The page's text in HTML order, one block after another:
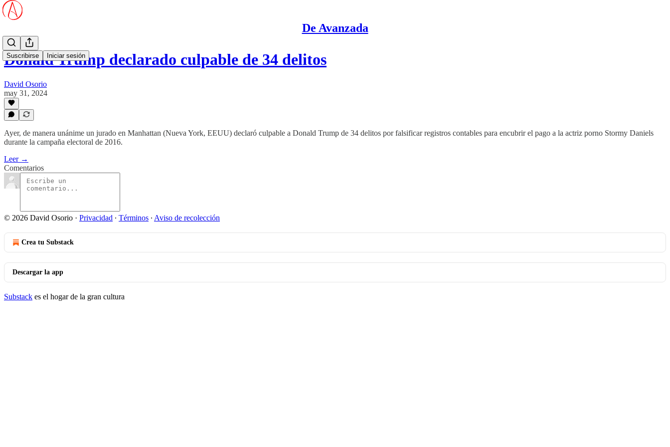
De Avanzada
Suscribirse Iniciar sesión
Donald Trump declarado culpable de 34 delitos
David Osorio
may 31, 2024
Ayer, de manera unánime un jurado en Manhattan (Nueva York, EEUU) declaró culpable a Donald Trump de 34 delitos por falsificar registros contables para encubrir el pago a la actriz porno Stormy Daniels
durante la campaña electoral de 2016.
Leer →
Comentarios
© 2026 David Osorio · Privacidad ∙ Términos ∙ Aviso de recolección
Crea tu Substack
Descargar la app
Substack es el hogar de la gran cultura